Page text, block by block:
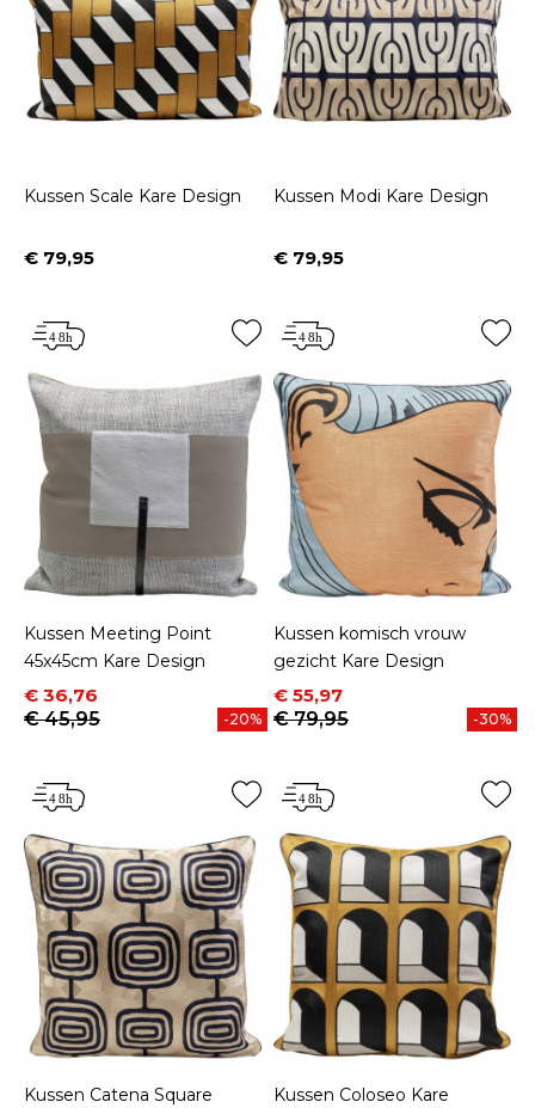
Kussen Scale Kare Design
Prijs
€ 79,95
Kussen Modi Kare Design
Prijs
€ 79,95
Kussen Meeting Point
45x45cm Kare Design
Prijs
€ 36,76
Normale prijs
€ 45,95
-20%
Kussen komisch vrouw
gezicht Kare Design
Prijs
€ 55,97
Normale prijs
€ 79,95
-30%
Kussen Catena Square
Kussen Coloseo Kare